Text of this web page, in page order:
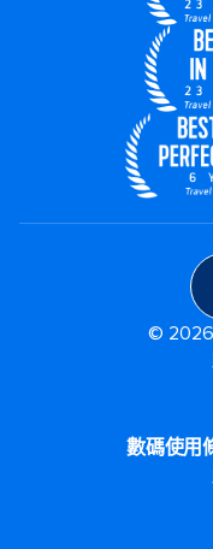
©
數碼使用